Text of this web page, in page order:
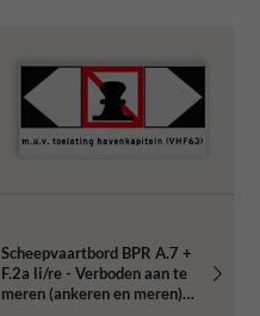
Scheepvaartbord BPR A.7 +
F.2a li/re - Verboden aan te
meren (ankeren en meren)